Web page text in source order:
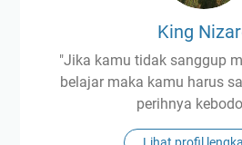
King
"Jika kamu tidak sanggup
belajar maka kamu harus
perihnya